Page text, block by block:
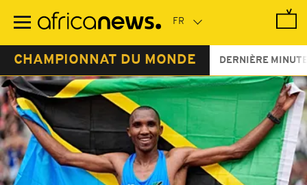
contenu
CHAMPIONNAT DU MONDE DERNIÈRE